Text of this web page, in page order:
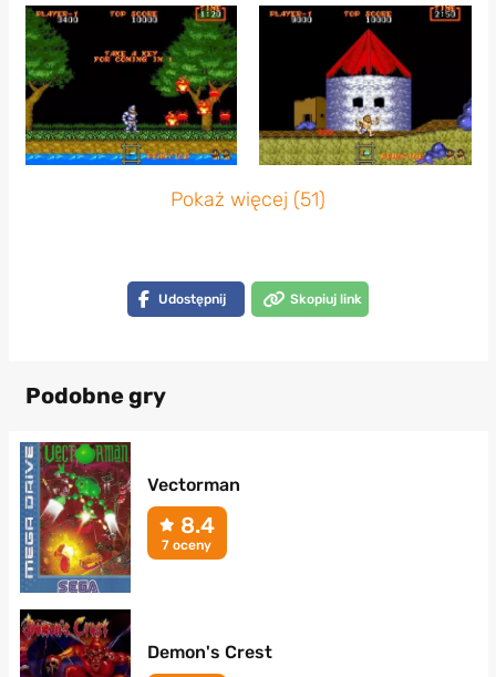
Pokaż więcej (51)
Udostępnij Skopiuj link
Podobne gry
Vectorman
8.4
7 oceny
Demon's Crest